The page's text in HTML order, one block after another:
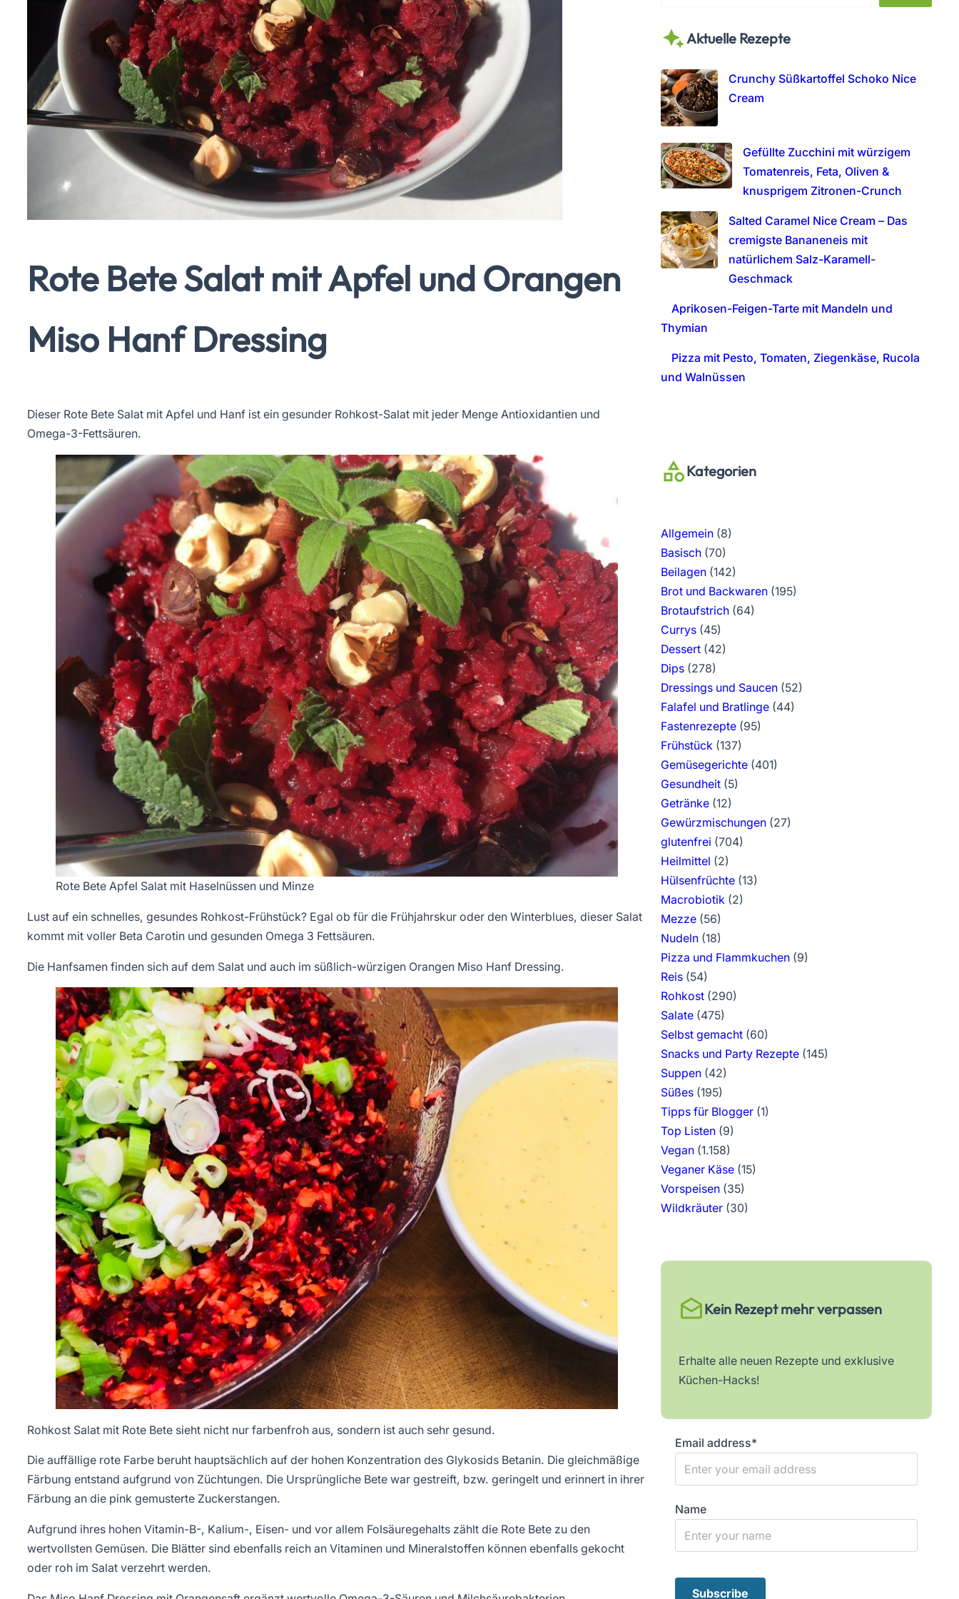
Rote Bete Salat mit Apfel und Orangen
Miso Hanf Dressing
Dieser Rote Bete Salat mit Apfel und Hanf ist ein gesunder Rohkost-Salat mit jeder Menge Antioxidantien und
Omega-3-Fettsäuren.
Rote Bete Apfel Salat mit Haselnüssen und Minze
Lust auf ein schnelles, gesundes Rohkost-Frühstück? Egal ob für die Frühjahrskur oder den Winterblues, dieser Salat
kommt mit voller Beta Carotin und gesunden Omega 3 Fettsäuren.
Die Hanfsamen finden sich auf dem Salat und auch im süßlich-würzigen Orangen Miso Hanf Dressing.
Rohkost Salat mit Rote Bete sieht nicht nur farbenfroh aus, sondern ist auch sehr gesund.
Die auffällige rote Farbe beruht hauptsächlich auf der hohen Konzentration des Glykosids Betanin. Die gleichmäßige
Färbung entstand aufgrund von Züchtungen. Die Ursprüngliche Bete war gestreift, bzw. geringelt und erinnert in ihrer
Färbung an die pink gemusterte Zuckerstangen.
Aufgrund ihres hohen Vitamin-B-, Kalium-, Eisen- und vor allem Folsäuregehalts zählt die Rote Bete zu den
wertvollsten Gemüsen. Die Blätter sind ebenfalls reich an Vitaminen und Mineralstoffen können ebenfalls gekocht
oder roh im Salat verzehrt werden.
r
h
Aktuelle Rezepte
Crunchy Süßkartoffel Schoko Nice
Cream
Gefüllte Zucchini mit würzigem
Tomatenreis, Feta, Oliven &
knusprigem Zitronen-Crunch
Salted Caramel Nice Cream – Das
cremigste Bananeneis mit
natürlichem Salz-Karamell-
Geschmack
Aprikosen-Feigen-Tarte mit Mandeln und
Thymian
Pizza mit Pesto, Tomaten, Ziegenkäse, Rucola
und Walnüssen
Kategorien
Allgemein(8)
Basisch(70)
Beilagen(142)
Brot und Backwaren(195)
Brotaufstrich(64)
Currys(45)
Dessert(42)
Dips(278)
Dressings und Saucen(52)
Falafel und Bratlinge(44)
Fastenrezepte(95)
Frühstück (137)
Gemüsegerichte(401)
Gesundheit(5)
Getränke(12)
Gewürzmischungen(27)
glutenfrei (704)
Heilmittel (2)
Hülsenfrüchte(13)
Macrobiotik (2)
Mezze(56)
Nudeln(18)
Pizza und Flammkuchen(9)
Reis(54)
Rohkost(290)
Salate(475)
Selbst gemacht(60)
Snacks und Party Rezepte(145)
Suppen(42)
Süßes(195)
Tipps für Blogger(1)
Top Listen(9)
Vegan(1.158)
Veganer Käse(15)
Vorspeisen(35)
Wildkräuter(30)
Kein Rezept mehr verpassen
Erhalte alle neuen Rezepte und exklusive
Küchen-Hacks!
Email address*
Name